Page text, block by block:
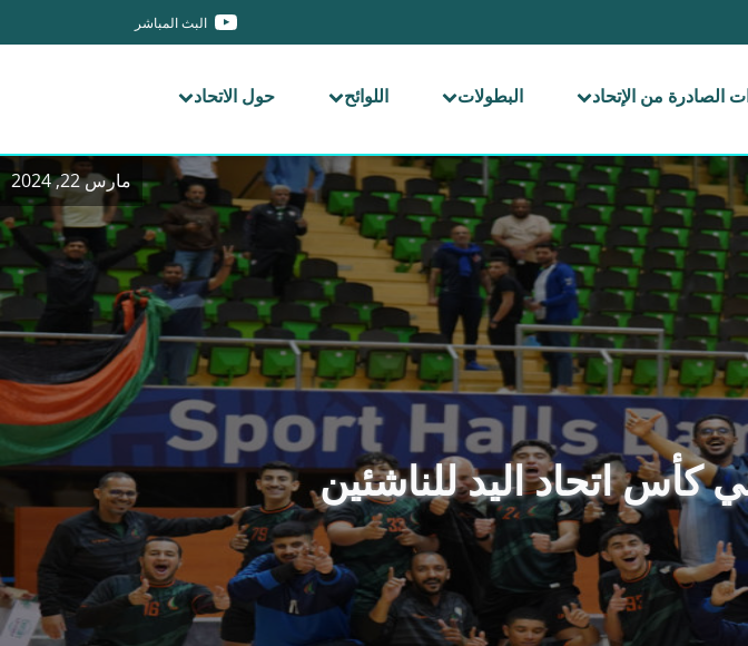
البث المباشر
الصادرة من الإتحاد البطولات اللوائح حول الاتحاد
مارس 22, 2024
كأس اتحاد اليد للناشئين